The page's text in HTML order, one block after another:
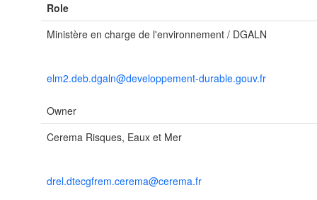
Role
Ministère en charge de l'environnement / DGALN
elm2.deb.dgaln@developpement-durable.gouv.fr
Owner
Cerema Risques, Eaux et Mer
drel.dtecgfrem.cerema@cerema.fr